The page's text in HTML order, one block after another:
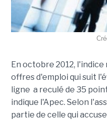
En octobre 2012,
offres d'emploi qui suit
ligne a reculé de 35
indique l'Apec. Selon
partie de celle qui